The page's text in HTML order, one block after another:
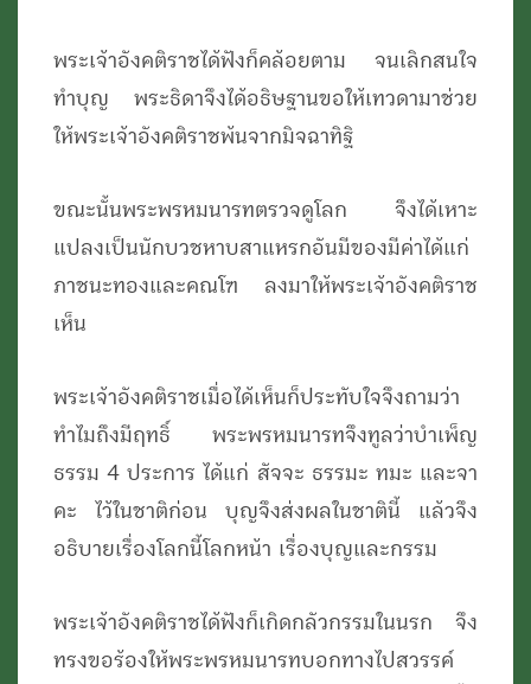
พระเจ้าอังคติราชได้ฟังก็คล้อยตาม จนเลิกสนใจ
ทำบุญ พระธิดาจึงได้อธิษฐานขอให้เทวดามาช่วย
ให้พระเจ้าอังคติราชพ้นจากมิจฉาทิฐิ
ขณะนั้นพระพรหมนารทตรวจดูโลก จึงได้เหาะ
แปลงเป็นนักบวชหาบสาแหรกอันมีของมีค่าได้แก่
ภาชนะทองและคณโฑ ลงมาให้พระเจ้าอังคติราช
เห็น
พระเจ้าอังคติราชเมื่อได้เห็นก็ประทับใจจึงถามว่า
ทำไมถึงมีฤทธิ์ พระพรหมนารทจึงทูลว่าบำเพ็ญ
ธรรม 4 ประการ ได้แก่ สัจจะ ธรรมะ ทมะ และจา
คะ ไว้ในชาติก่อน บุญจึงส่งผลในชาตินี้ แล้วจึง
อธิบายเรื่องโลกนี้โลกหน้า เรื่องบุญและกรรม
พระเจ้าอังคติราชได้ฟังก็เกิดกลัวกรรมในนรก จึง
ทรงขอร้องให้พระพรหมนารทบอกทางไปสวรรค์